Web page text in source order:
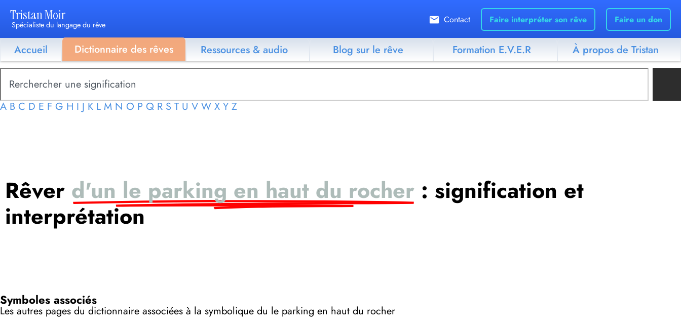
Tristan Moir
Spécialiste du langage du rêve Contact Faire interpréter son rêve Faire un don
Accueil Dictionnaire des rêves Ressources & audio Blog sur le rêve Formation E.V.E.R À propos de Tristan
A B C D E F G H I J K L M N O P Q R S T U V W X Y Z
Rêver d'un le parking en haut du rocher : signification et
interprétation
Symboles associés
Les autres pages du dictionnaire associées à la symbolique du le parking en haut du rocher